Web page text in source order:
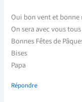
Oui bon vent et bonne
On sera avec vous
Bonnes Fêtes de
Bises
Papa
Répondre